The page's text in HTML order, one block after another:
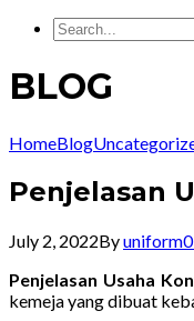
BLOG
HomeBlog
Penjelasan
July 2, 2022Byuniform
Penjelasan Usaha
kemeja yang dibuat